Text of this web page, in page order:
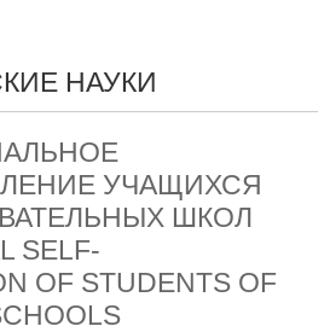
НАУКИ
УЧАЩИХСЯ
ШКОЛ
SELF-
OF STUDENTS OF